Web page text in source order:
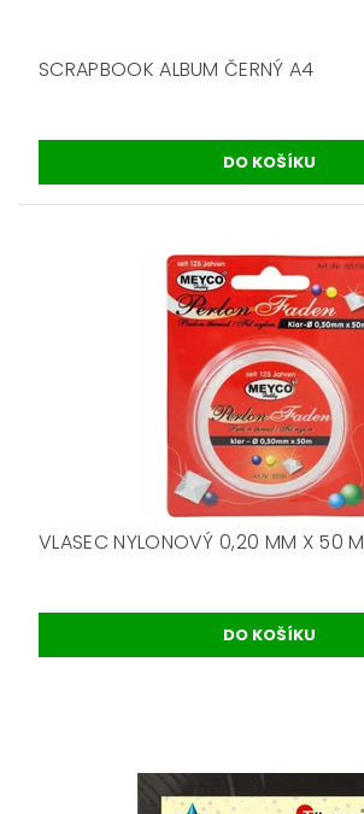
SCRAPBOOK ALBUM ČERNÝ A4
VLASEC NYLONOVÝ 0,20 MM X 50 M